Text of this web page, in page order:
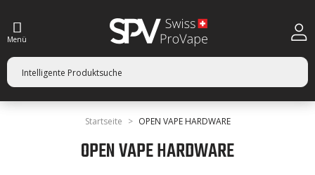
Menü
Startseite OPEN VAPE HARDWARE
OPEN VAPE HARDWARE